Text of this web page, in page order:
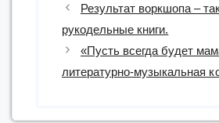
Результат воркшопа –
рукодельные книги.
«Пусть всегда будет
литературно-музыкальная